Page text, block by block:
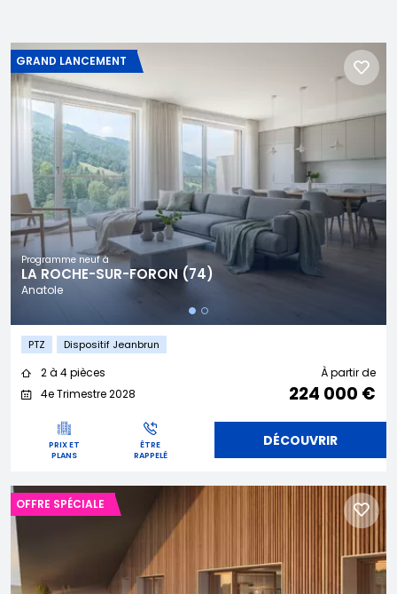
Programme neuf à
LA ROCHE-SUR-FORON (74)
Anatole
GRAND LANCEMENT
PTZ Dispositif Jeanbrun
2 à 4 pièces
4e Trimestre 2028
À partir de
224 000 €
PRIX ET
PLANS
ÊTRE
RAPPELÉ
DÉCOUVRIR
OFFRE SPÉCIALE